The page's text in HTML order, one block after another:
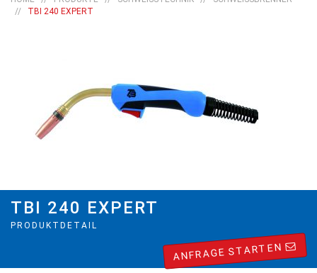
//
TBI 240 EXPERT
TBI 240 EXPERT
PRODUKTDETAIL
ANFRAGE STARTEN